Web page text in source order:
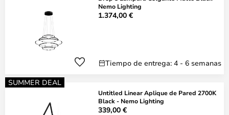
Nemo Lighting
1.374,00 €
Tiempo de entrega: 4 - 6 semanas
SUMMER DEAL
Untitled Linear Aplique de Pared 2700K
Black - Nemo Lighting
339,00 €